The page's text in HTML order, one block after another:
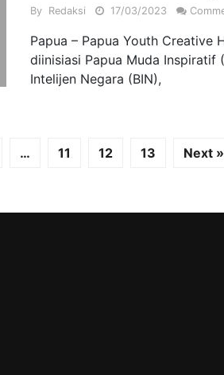
By Redaksi 17/03/2023
Papua – Papua Youth Creative
diinisiasi Papua Muda Inspiratif
Intelijen Negara (BIN),
… 11 12 13 Next »